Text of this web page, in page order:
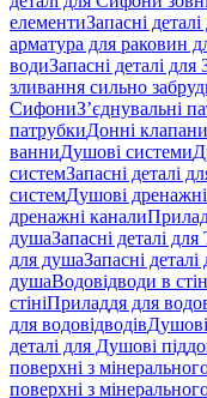
елементиЗапасні
арматура для раковин
водиЗапасні деталі
зливання сильно
СифониЗ’єднувальні
патрубкиДонні клапани
ванниДушові системи
системЗапасні деталі
системДушові
дренажні канали
душаЗапасні деталі
для душаЗапасні
душаВодовідводи в
стініПриладдя для
для водовідводів
деталі для Душові
поверхні з
поверхні з